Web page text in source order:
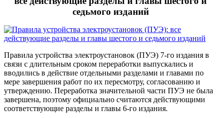
седьмого изданий
Правила устройства электроустановок (ПУЭ) 7-го издания в
связи с длительным сроком переработки выпускались и
вводились в действие отдельными разделами и главами по
мере завершения работ по их пересмотру, согласованию и
утверждению. Переработка значительной части ПУЭ не была
завершена, поэтому официально считаются действующими
соответствующие разделы и главы 6-го издания.